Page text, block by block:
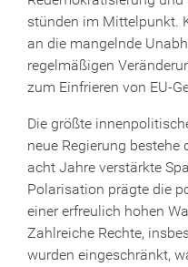
stünden im Mittelpunkt.
an die mangelnde
regelmäßigen
zum Einfrieren von EU-
Die größte
neue Regierung bestehe
acht Jahre verstärkte
Polarisation prägte die
einer erfreulich hohen
Zahlreiche Rechte,
wurden eingeschränkt,